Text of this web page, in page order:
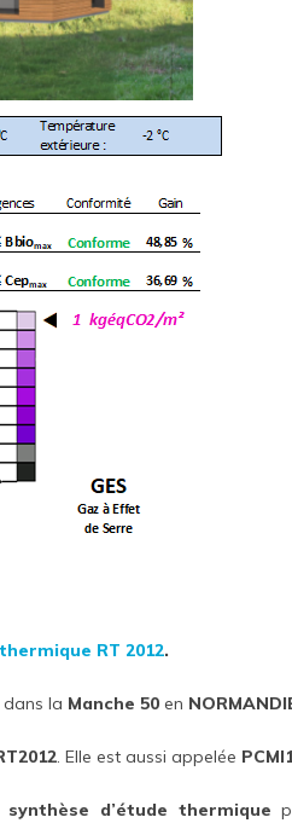
RT 2012.
la Manche 50 en
. Elle est aussi appelée
synthèse d’étude thermique